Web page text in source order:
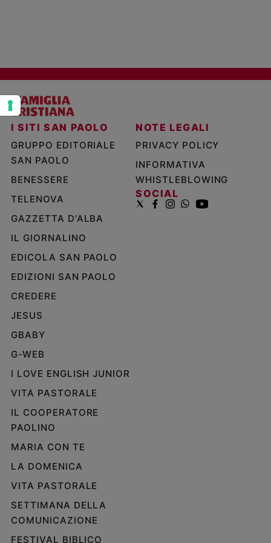
Contatti
Pubblicità
Registrati
Redazione
Social
I SITI SAN PAOLO
GRUPPO EDITORIALE
SAN PAOLO
BENESSERE
TELENOVA
GAZZETTA D'ALBA
IL GIORNALINO
EDICOLA SAN PAOLO
EDIZIONI SAN PAOLO
CREDERE
JESUS
GBABY
G-WEB
I LOVE ENGLISH JUNIOR
VITA PASTORALE
IL COOPERATORE
PAOLINO
MARIA CON TE
LA DOMENICA
VITA PASTORALE
SETTIMANA DELLA
COMUNICAZIONE
FESTIVAL BIBLICO
NOTE LEGALI
PRIVACY POLICY
INFORMATIVA
WHISTLEBLOWING
SOCIAL